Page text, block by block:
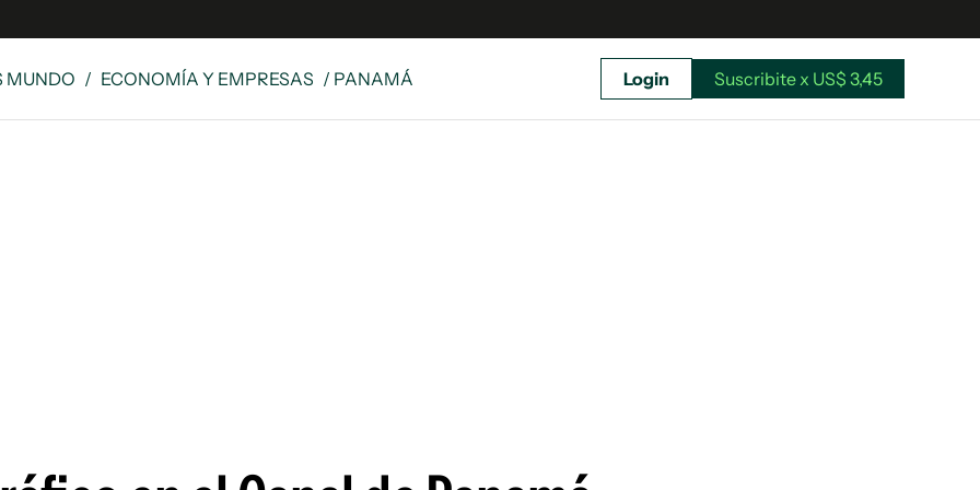
MUNDO / ECONOMÍA Y EMPRESAS / PANAMÁ Login Suscribite x US$ 3,45